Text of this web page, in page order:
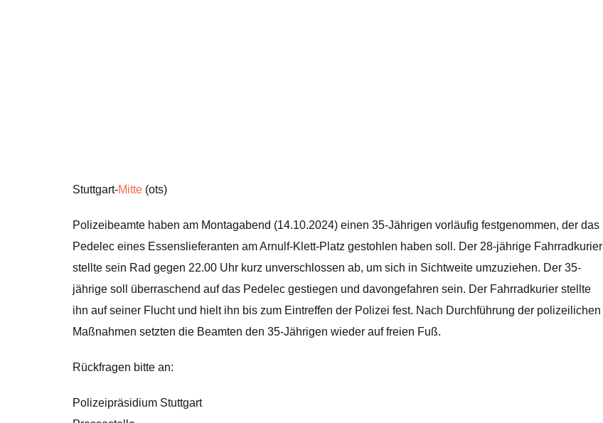
Stuttgart-Mitte (ots)
Polizeibeamte haben am Montagabend (14.10.2024) einen 35-Jährigen vorläufig festgenommen, der das
Pedelec eines Essenslieferanten am Arnulf-Klett-Platz gestohlen haben soll. Der 28-jährige Fahrradkurier
stellte sein Rad gegen 22.00 Uhr kurz unverschlossen ab, um sich in Sichtweite umzuziehen. Der 35-
jährige soll überraschend auf das Pedelec gestiegen und davongefahren sein. Der Fahrradkurier stellte
ihn auf seiner Flucht und hielt ihn bis zum Eintreffen der Polizei fest. Nach Durchführung der polizeilichen
Maßnahmen setzten die Beamten den 35-Jährigen wieder auf freien Fuß.
Rückfragen bitte an:
Polizeipräsidium Stuttgart